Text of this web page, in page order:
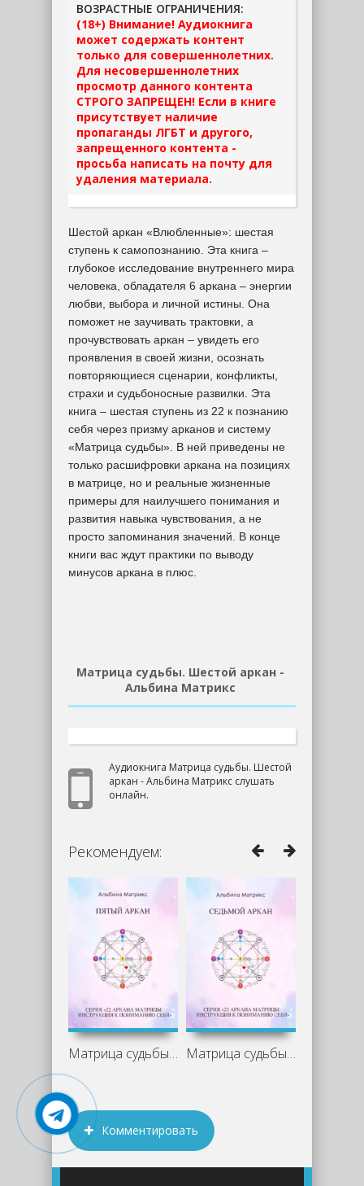
ВОЗРАСТНЫЕ ОГРАНИЧЕНИЯ:
(18+) Внимание! Аудиокнига
может содержать контент
только для совершеннолетних.
Для несовершеннолетних
просмотр данного контента
СТРОГО ЗАПРЕЩЕН! Если в книге
присутствует наличие
пропаганды ЛГБТ и другого,
запрещенного контента -
просьба написать на почту для
удаления материала.
Шестой аркан «Влюбленные»: шестая
ступень к самопознанию. Эта книга –
глубокое исследование внутреннего мира
человека, обладателя 6 аркана – энергии
любви, выбора и личной истины. Она
поможет не заучивать трактовки, а
прочувствовать аркан – увидеть его
проявления в своей жизни, осознать
повторяющиеся сценарии, конфликты,
страхи и судьбоносные развилки. Эта
книга – шестая ступень из 22 к познанию
себя через призму арканов и систему
«Матрица судьбы». В ней приведены не
только расшифровки аркана на позициях
в матрице, но и реальные жизненные
примеры для наилучшего понимания и
развития навыка чувствования, а не
просто запоминания значений. В конце
книги вас ждут практики по выводу
минусов аркана в плюс.
Матрица судьбы. Шестой аркан -
Альбина Матрикс
Аудиокнига Матрица судьбы. Шестой
аркан - Альбина Матрикс слушать
онлайн.
Рекомендуем:
Матрица судьбы. Пятый аркан - Альбина Матрица судьбы. Седьмой аркан - Альбина
Комментировать